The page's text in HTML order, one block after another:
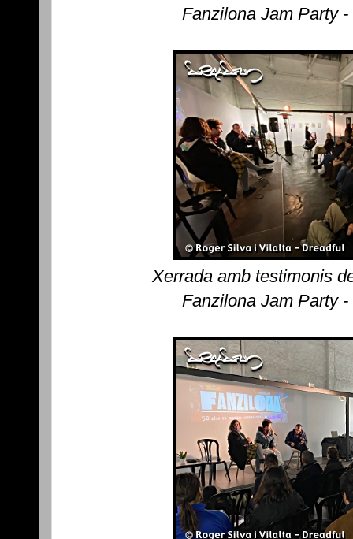
Fanzilona Jam Party
Xerrada amb testimonis
Fanzilona Jam Party